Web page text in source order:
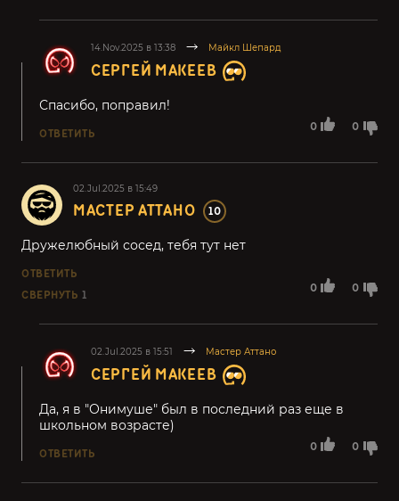
14.Nov.2025 в 13:38 Майкл Шепард
СЕРГЕЙ МАКЕЕВ
0 0
Спасибо, поправил!
ОТВЕТИТЬ
02.Jul.2025 в 15:49
МАСТЕР АТТАНО 10
0 0
Дружелюбный сосед, тебя тут нет
ОТВЕТИТЬ
СВЕРНУТЬ 1
02.Jul.2025 в 15:51 Мастер Аттано
СЕРГЕЙ МАКЕЕВ
0 0
Да, я в "Онимуше" был в последний раз еще в
школьном возрасте)
ОТВЕТИТЬ